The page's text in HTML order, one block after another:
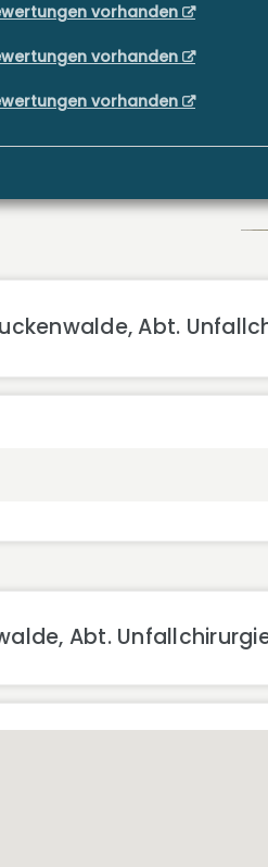
vorhanden
vorhanden
vorhanden
Abt.
Abt.